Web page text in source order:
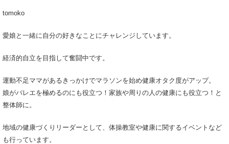
tomoko
愛娘と一緒に自分の好きなことにチャレンジしています。
経済的自立を目指して奮闘中です。
運動不足ママがあるきっかけでマラソンを始め健康オタク度がアップ。
娘がバレエを極めるのにも役立つ！家族や周りの人の健康にも役立つ！と
整体師に。
地域の健康づくりリーダーとして、体操教室や健康に関するイベントなど
も行っています。